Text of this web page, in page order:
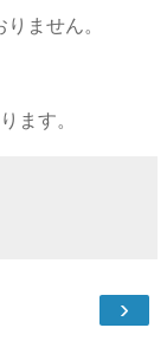
ません。
ます。
›